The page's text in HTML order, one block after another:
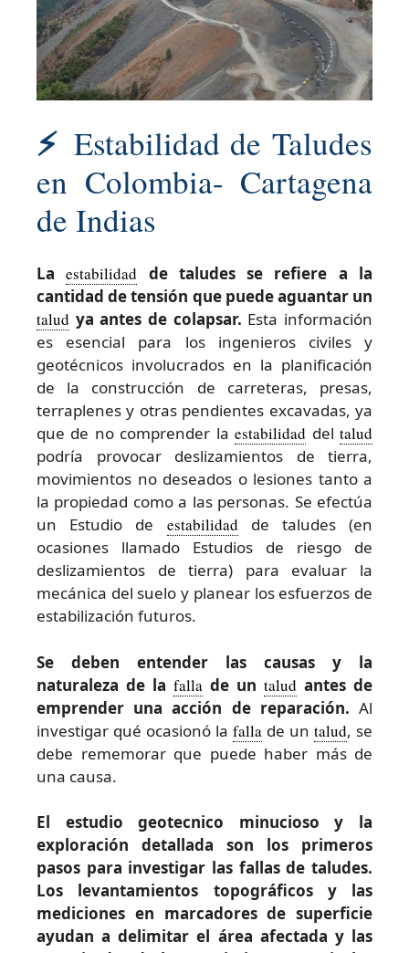
⚡ Estabilidad de Taludes
en Colombia- Cartagena
de Indias
Laestabilidad de taludes se refiere a la
cantidad de tensión que puede aguantar un
talud ya antes de colapsar. Esta información
es esencial para los ingenieros civiles y
geotécnicos involucrados en la planificación
de la construcción de carreteras, presas,
terraplenes y otras pendientes excavadas, ya
que de no comprender laestabilidad deltalud
podría provocar deslizamientos de tierra,
movimientos no deseados o lesiones tanto a
la propiedad como a las personas. Se efectúa
un Estudio de estabilidad de taludes (en
ocasiones llamado Estudios de riesgo de
deslizamientos de tierra) para evaluar la
mecánica del suelo y planear los esfuerzos de
estabilización futuros.
Se deben entender las causas y la
naturaleza de la falla de un talud antes de
emprender una acción de reparación. Al
investigar qué ocasionó la falla de un talud, se
debe rememorar que puede haber más de
una causa.
El estudio geotecnico minucioso y la
exploración detallada son los primeros
pasos para investigar las fallas de taludes.
Los levantamientos topográficos y las
mediciones en marcadores de superficie
ayudan a delimitar el área afectada y las